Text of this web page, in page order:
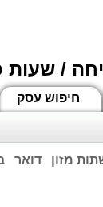
/ שעות
חיפוש עסק
דואר מזון